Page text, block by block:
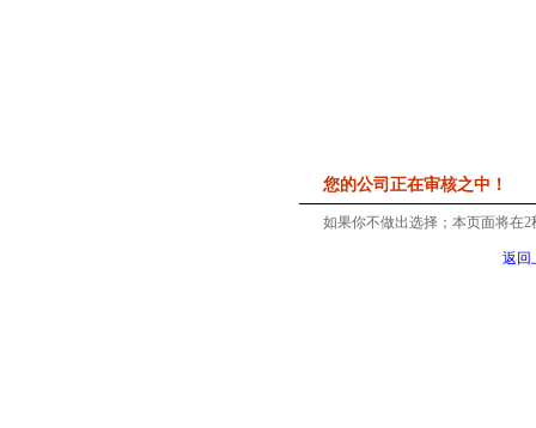
您的公司正在审核之中！
如果你不做出选择；本页面将在2
返回